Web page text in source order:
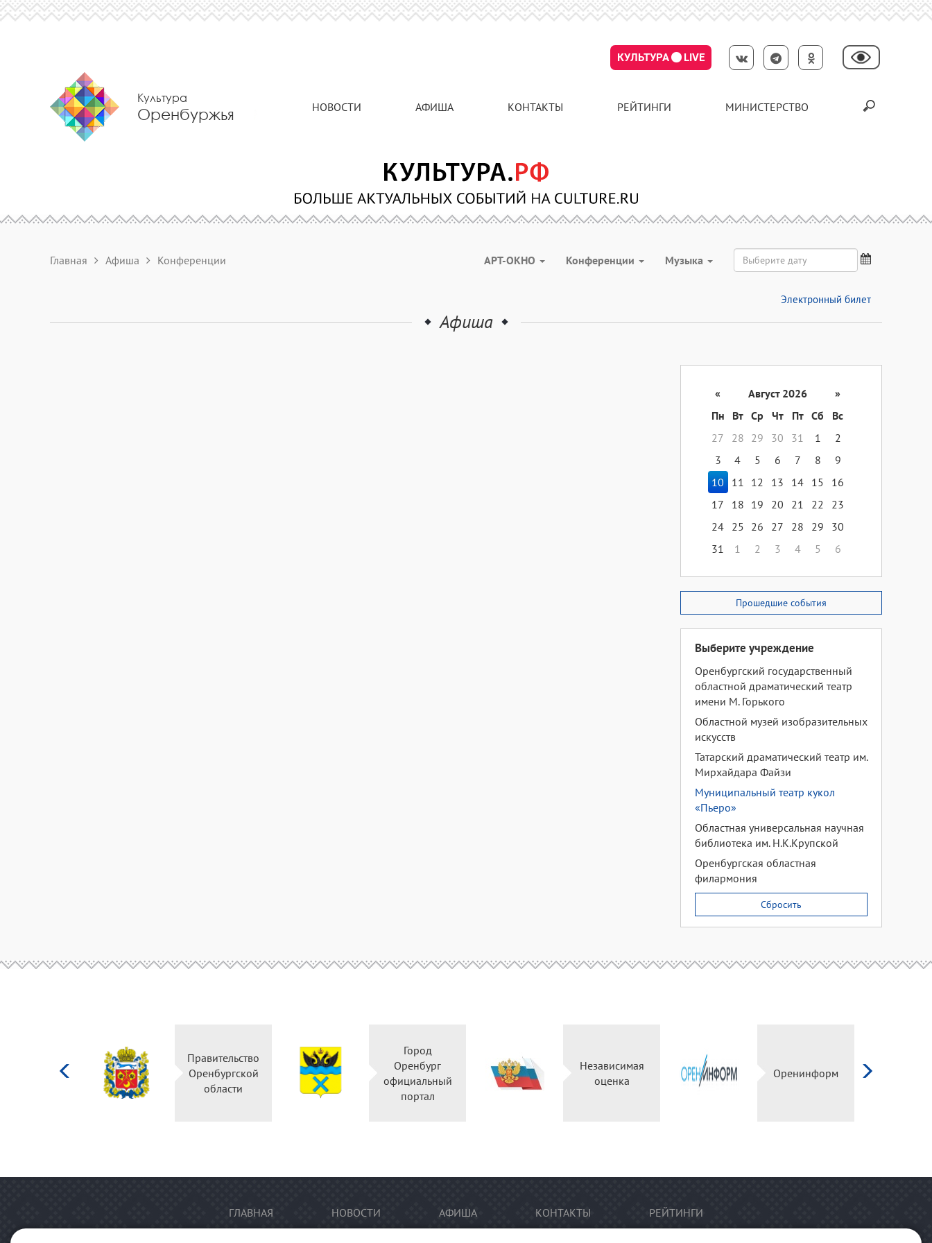
КУЛЬТУРА LIVE
Культура
Оренбуржья НОВОСТИ АФИША КОНТАКТЫ РЕЙТИНГИ МИНИСТЕРСТВО
Главная Афиша Конференции АРТ-ОКНО Конференции Музыка
Электронный билет
Афиша
« Август 2026
»
Пн
Вт Ср Чт Пт Сб
Вс
27
28 29 30 31 1
2
3
4 5 6 7 8
9
10 11 12 13 14 15
16
17
18 19 20 21 22
23
24 25 26 27 28 29
30
31
1 2 3 4 5 6
Прошедшие события
Выберите учреждение
Оренбургский государственный
областной драматический театр
имени М. Горького
Областной музей изобразительных
искусств
Татарский драматический театр им.
Мирхайдара Файзи
Муниципальный театр кукол
«Пьеро»
Областная универсальная научная
библиотека им. Н.К.Крупской
Оренбургская областная
филармония
Сбросить
Правительство
Оренбургской
области
Город
Оренбург
официальный
портал
Независимая
оценка
Оренинформ
ГЛАВНАЯ НОВОСТИ АФИША КОНТАКТЫ РЕЙТИНГИ